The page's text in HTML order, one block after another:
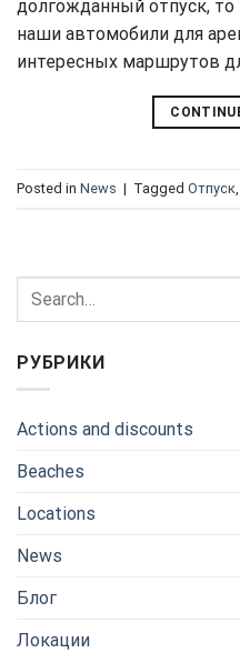
долгожданный отпуск,
наши автомобили для
интересных маршрутов
Posted in News | Tagged Отпуск
РУБРИКИ
Actions and discounts
Beaches
Locations
News
Блог
Локации